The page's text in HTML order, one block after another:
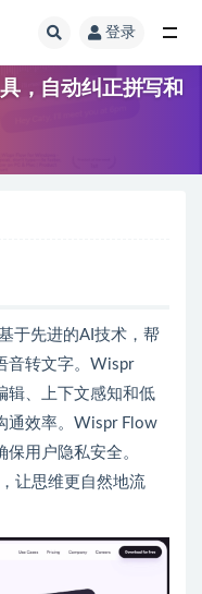
登录
，自动纠正拼写和
于先进的AI技术，帮
音转文字。Wispr
辑、上下文感知和低
通效率。Wispr Flow
用户隐私安全。
让思维更自然地流